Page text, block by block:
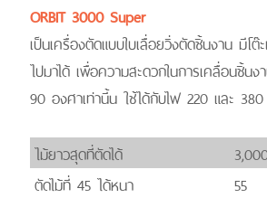
ORBIT 3000 Super
เป็นเครื่องตัดแบบใบเลื่อยวิ่งตัดชิ้นงาน มีโต๊
ไปมาได้ เพื่อความสะดวกในการเคลื่อนชิ้นง
90 องศาเท่านี้น ใช้ได้กับไฟ 220 และ
ไม้ยาวสุดที่ตัดได้
ตัดไม้ที่ 45 ได้หนา
55